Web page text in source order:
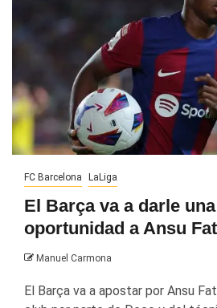
FC Barcelona LaLiga
El Barça va a darle
oportunidad a Ansu
Manuel Carmona
El Barça va a apostar por Ansu